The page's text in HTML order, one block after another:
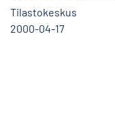
Tilastokeskus
2000-04-17